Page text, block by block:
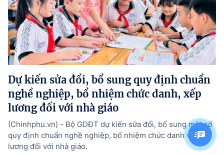
Dự kiến sửa đổi, bổ sung quy định chuẩn
nghề nghiệp, bổ nhiệm chức danh, xếp
lương đối với nhà giáo
(Chinhphu.vn) - Bộ GDĐT dự kiến sửa đổi, bổ sung một số
quy định chuẩn nghề nghiệp, bổ nhiệm chức danh và xếp
lương đối với nhà giáo.